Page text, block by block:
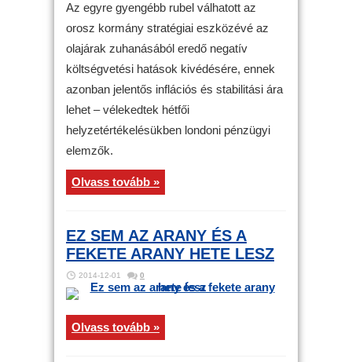
Az egyre gyengébb rubel válhatott az
orosz kormány stratégiai eszközévé az
olajárak zuhanásából eredő negatív
költségvetési hatások kivédésére, ennek
azonban jelentős inflációs és stabilitási ára
lehet – vélekedtek hétfői
helyzetértékelésükben londoni pénzügyi
elemzők.
Olvass tovább »
EZ SEM AZ ARANY ÉS A
FEKETE ARANY HETE LESZ
2014-12-01 0
Olvass tovább »